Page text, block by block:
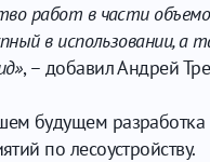
работ в части
в использовании, а
, – добавил Андрей
будущем
по лесоустройству.